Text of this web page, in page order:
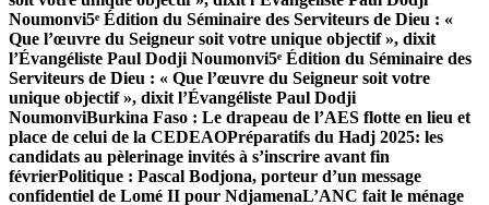
Noumonvi5ᵉ Édition du Séminaire des Serviteurs de Dieu : «
Que l’œuvre du Seigneur soit votre unique objectif », dixit
l’Évangéliste Paul Dodji Noumonvi5ᵉ Édition du Séminaire des
Serviteurs de Dieu : « Que l’œuvre du Seigneur soit votre
unique objectif », dixit l’Évangéliste Paul Dodji
NoumonviBurkina Faso : Le drapeau de l’AES flotte en lieu et
place de celui de la CEDEAOPréparatifs du Hadj 2025: les
candidats au pèlerinage invités à s’inscrire avant fin
févrierPolitique : Pascal Bodjona, porteur d’un message
confidentiel de Lomé II pour NdjamenaL’ANC fait le ménage